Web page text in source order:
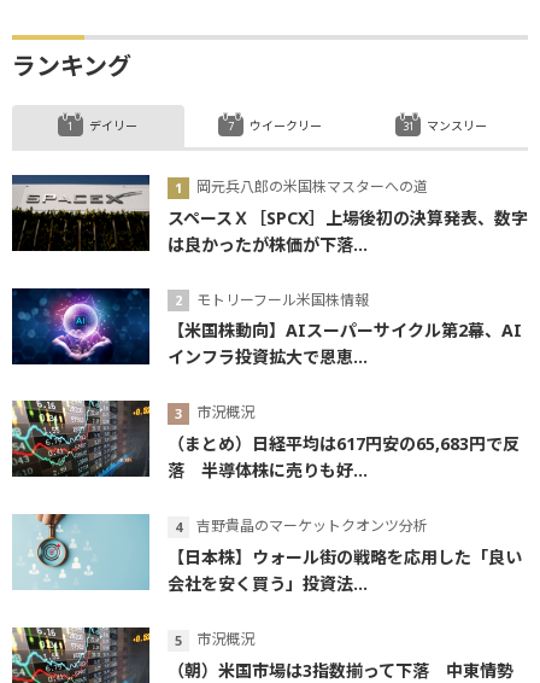
ランキング
デイリー
岡元兵八郎の米国株マスターへの道
スペースＸ［SPCX］上場後初の決算発表、数字
は良かったが株価が下落...
モトリーフール米国株情報
【米国株動向】AIスーパーサイクル第2幕、AI
インフラ投資拡大で恩恵...
市況概況
（まとめ）日経平均は617円安の65,683円で反
落 半導体株に売りも好...
吉野貴晶のマーケットクオンツ分析
【日本株】ウォール街の戦略を応用した「良い
会社を安く買う」投資法...
市況概況
（朝）米国市場は3指数揃って下落 中東情勢
ウイークリー マンスリー